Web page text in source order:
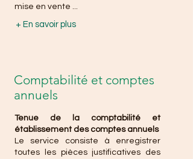
mise en vente ...
+ En savoir plus
Comptabilité et comptes
annuels
Tenue de la comptabilité et
établissement des comptes annuels
Le service consiste à enregistrer
toutes les pièces justificatives des